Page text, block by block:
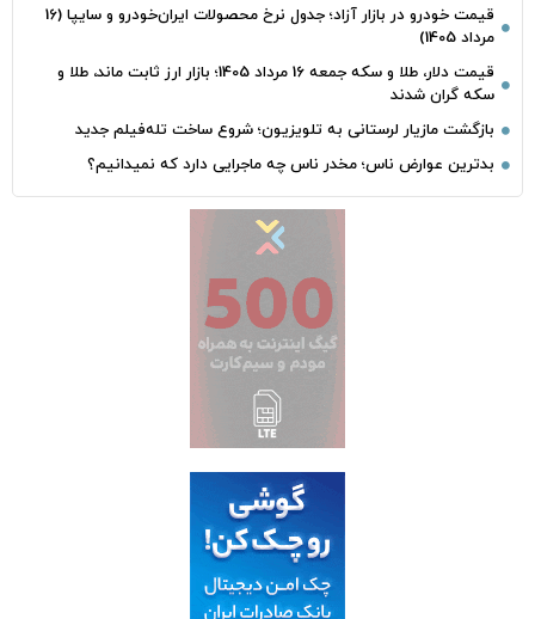
قیمت خودرو در بازار آزاد؛ جدول نرخ محصولات ایران‌خودرو و سایپا (16
مرداد 1405)
قیمت دلار، طلا و سکه جمعه 16 مرداد 1405؛ بازار ارز ثابت ماند، طلا و
سکه گران شدند
بازگشت مازیار لرستانی به تلویزیون؛ شروع ساخت تله‌فیلم جدید
بدترین عوارض ناس؛ مخدر ناس چه ماجرایی دارد که نمیدانیم؟